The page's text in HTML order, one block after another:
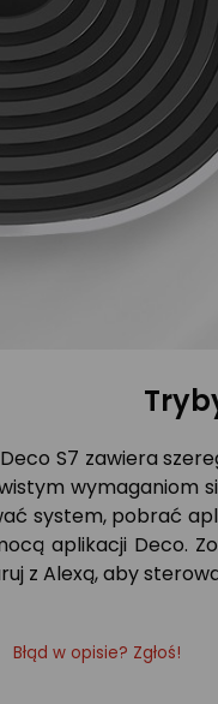
S7 zawiera
wymaganiom
system, pobrać
aplikacji Deco.
z Alexą, aby
Błąd w opisie? Zgłoś!